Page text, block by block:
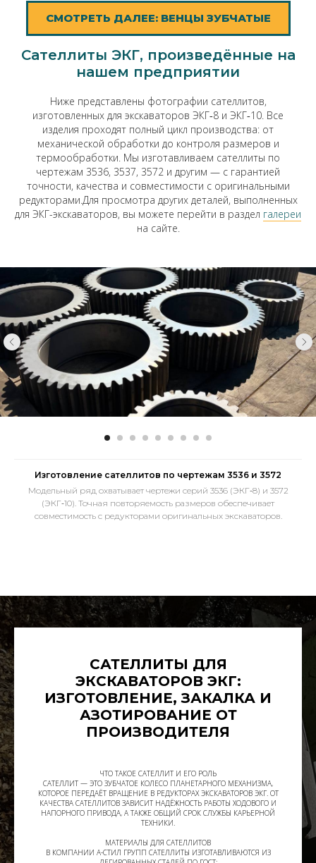
СМОТРЕТЬ ДАЛЕЕ: ВЕНЦЫ ЗУБЧАТЫЕ
Сателлиты ЭКГ, произведённые на
нашем предприятии
Ниже представлены фотографии сателлитов,
изготовленных для экскаваторов ЭКГ‑8 и ЭКГ‑10. Все
изделия проходят полный цикл производства: от
механической обработки до контроля размеров и
термообработки. Мы изготавливаем сателлиты по
чертежам 3536, 3537, 3572 и другим — с гарантией
точности, качества и совместимости с оригинальными
редукторами.Для просмотра других деталей, выполненных
для ЭКГ-экскаваторов, вы можете перейти в раздел галереи
на сайте.
Изготовление сателлитов по чертежам 3536 и 3572
Модельный ряд охватывает чертежи серий 3536 (ЭКГ‑8) и 3572
(ЭКГ‑10). Точная повторяемость размеров обеспечивает
совместимость с редукторами оригинальных экскаваторов.
САТЕЛЛИТЫ ДЛЯ
ЭКСКАВАТОРОВ ЭКГ:
ИЗГОТОВЛЕНИЕ, ЗАКАЛКА И
АЗОТИРОВАНИЕ ОТ
ПРОИЗВОДИТЕЛЯ
ЧТО ТАКОЕ САТЕЛЛИТ И ЕГО РОЛЬ
САТЕЛЛИТ — ЭТО ЗУБЧАТОЕ КОЛЕСО ПЛАНЕТАРНОГО МЕХАНИЗМА,
КОТОРОЕ ПЕРЕДАЁТ ВРАЩЕНИЕ В РЕДУКТОРАХ ЭКСКАВАТОРОВ ЭКГ. ОТ
КАЧЕСТВА САТЕЛЛИТОВ ЗАВИСИТ НАДЁЖНОСТЬ РАБОТЫ ХОДОВОГО И
НАПОРНОГО ПРИВОДА, А ТАКЖЕ ОБЩИЙ СРОК СЛУЖБЫ КАРЬЕРНОЙ
ТЕХНИКИ.
МАТЕРИАЛЫ ДЛЯ САТЕЛЛИТОВ
В КОМПАНИИ А-СТИЛ ГРУПП САТЕЛЛИТЫ ИЗГОТАВЛИВАЮТСЯ ИЗ